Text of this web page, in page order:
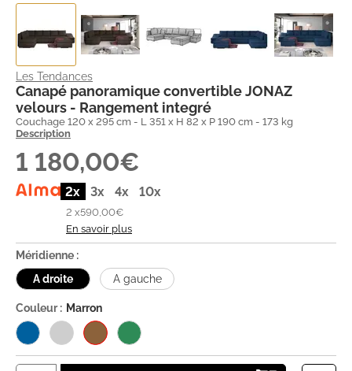
Les Tendances
Canapé panoramique convertible JONAZ
velours - Rangement integré
Couchage 120 x 295 cm - L 351 x H 82 x P 190 cm - 173 kg
Description
1 180,00€
2x 3x 4x 10x
2 x590,00€
En savoir plus
Méridienne :
A droite
A gauche
Couleur : Marron